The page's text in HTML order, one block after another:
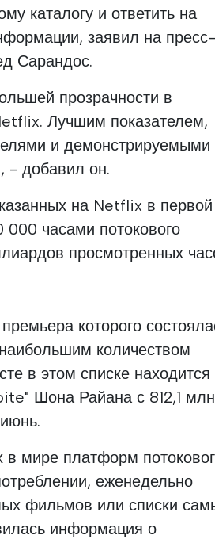
каталогу и ответить на
заявил на пресс-
Сарандос.
прозрачности в
Лучшим показателем,
и демонстрируемыми
- добавил он.
на Netflix в первой
часами потокового
просмотренных
которого
количеством
в этом списке находится
Шона Райана с 812,1 млн
мире платформ
еженедельно
фильмов или списки
информация о